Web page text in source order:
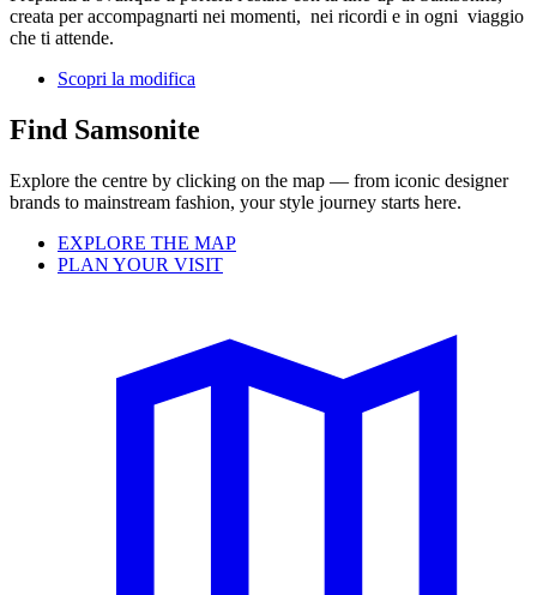
creata per accompagnarti nei momenti, nei ricordi e in ogni viaggio
che ti attende.
Scopri la modifica
Find Samsonite
Explore the centre by clicking on the map — from iconic designer
brands to mainstream fashion, your style journey starts here.
EXPLORE THE MAP
PLAN YOUR VISIT